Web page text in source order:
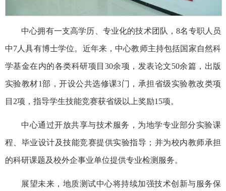
中心拥有一支高学历、专业化的技术团队，8名专职人员
中7人具有博士学位。近年来，中心教师主持包括国家自然科
学基金在内的各类科研项目30余项，发表论文50余篇，出版
实验教材1部，开设公共选修课3门，承担省级实验教改类项
目2项，指导学生技能竞赛获省级以上奖励15项。
中心通过开放共享与技术服务，为地学专业部分实验课
程、毕业设计及技能竞赛提供实验指导；并为校内教师承担
的科研课题及校外企事业单位提供专业检测服务。
展望未来，地质测试中心将持续加强技术创新与服务保